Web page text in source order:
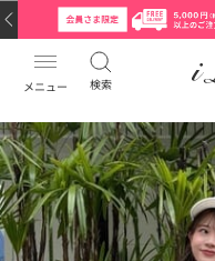
メニュー 検索